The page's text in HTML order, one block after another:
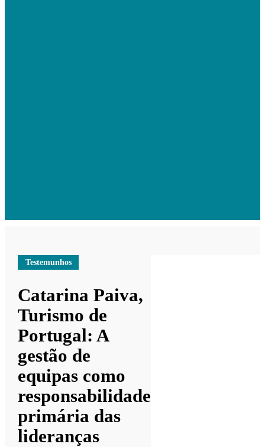
Testemunhos
Catarina Paiva,
Turismo de
Portugal: A
gestão de
equipas como
responsabilidade
primária das
lideranças